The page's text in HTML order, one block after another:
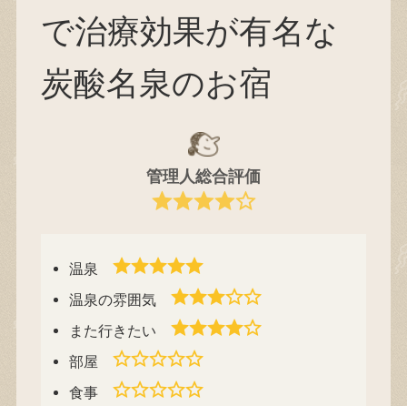
で治療効果が有名な
炭酸名泉のお宿
管理人総合評価
温泉
温泉の雰囲気
また行きたい
部屋
食事